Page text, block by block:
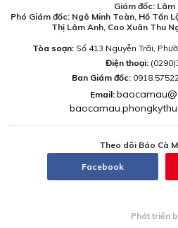
Giám đốc: Lâm
Phó Giám đốc: Ngô Minh Toàn, Hồ Tấn
Thị Lâm Anh, Cao Xuân Thu
Tòa soạn:Số 413 Nguyễn Trãi,
Điện thoại:
Ban Giám đốc:
Email:
Theo dõi Báo Cà
Facebook
Phát triển